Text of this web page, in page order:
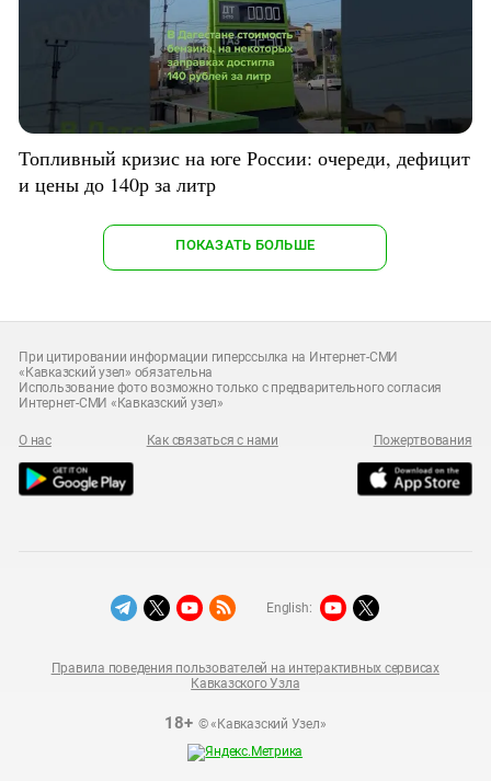
Топливный кризис на юге России: очереди, дефицит
и цены до 140р за литр
ПОКАЗАТЬ БОЛЬШЕ
При цитировании информации гиперссылка на Интернет-СМИ
«Кавказский узел» обязательна
Использование фото возможно только с предварительного согласия
Интернет-СМИ «Кавказский узел»
О нас Как связаться с нами Пожертвования
18+© «Кавказский Узел»
Правила поведения пользователей на интерактивных сервисах
Кавказского Узла
English: